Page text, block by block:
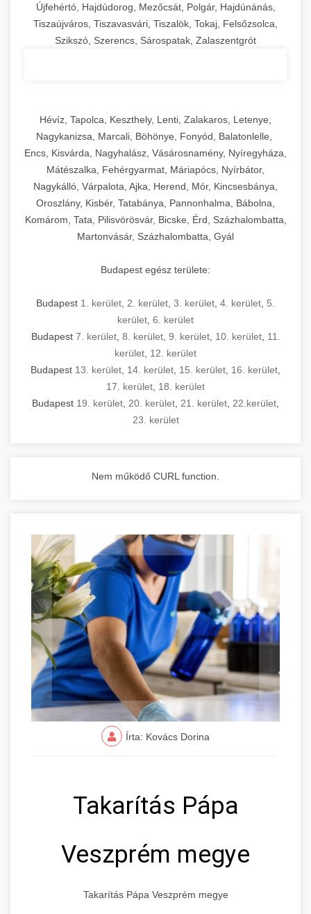
Újfehértó, Hajdúdorog, Mezőcsát, Polgár, Hajdúnánás,
Tiszaújváros, Tiszavasvári, Tiszalök, Tokaj, Felsőzsolca,
Szikszó, Szerencs, Sárospatak, Zalaszentgrót
Hévíz, Tapolca, Keszthely, Lenti, Zalakaros, Letenye,
Nagykanizsa, Marcali, Böhönye, Fonyód, Balatonlelle,
Encs, Kisvárda, Nagyhalász, Vásárosnamény, Nyíregyháza,
Mátészalka, Fehérgyarmat, Máriapócs, Nyírbátor,
Nagykálló, Várpalota, Ajka, Herend, Mór, Kincsesbánya,
Oroszlány, Kisbér, Tatabánya, Pannonhalma, Bábolna,
Komárom, Tata, Pilisvörösvár, Bicske, Érd, Százhalombatta,
Martonvásár, Százhalombatta, Gyál
Budapest egész területe:
Budapest 1. kerület 2. kerület 3. kerület 4. kerület 5.
kerület 6. kerület
Budapest 7. kerület, 8. kerület, 9. kerület, 10. kerület, 11.
kerület 12. kerület
Budapest 13. kerület 14. kerület 15. kerület 16. kerület
17. kerület 18. kerület
Budapest 19. kerület 20. kerület 21. kerület 22.kerület
23. kerület
Nem működő CURL function.
Írta: Kovács Dorina
Takarítás Pápa
Veszprém megye
Takarítás Pápa Veszprém megye